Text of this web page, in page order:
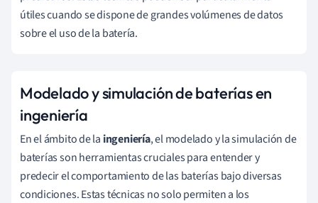
útiles cuando se dispone de grandes volúmenes de datos
sobre el uso de la batería.
Modelado y simulación de baterías en
ingeniería
En el ámbito de la ingeniería, el modelado y la simulación de
baterías son herramientas cruciales para entender y
predecir el comportamiento de las baterías bajo diversas
condiciones. Estas técnicas no solo permiten a los